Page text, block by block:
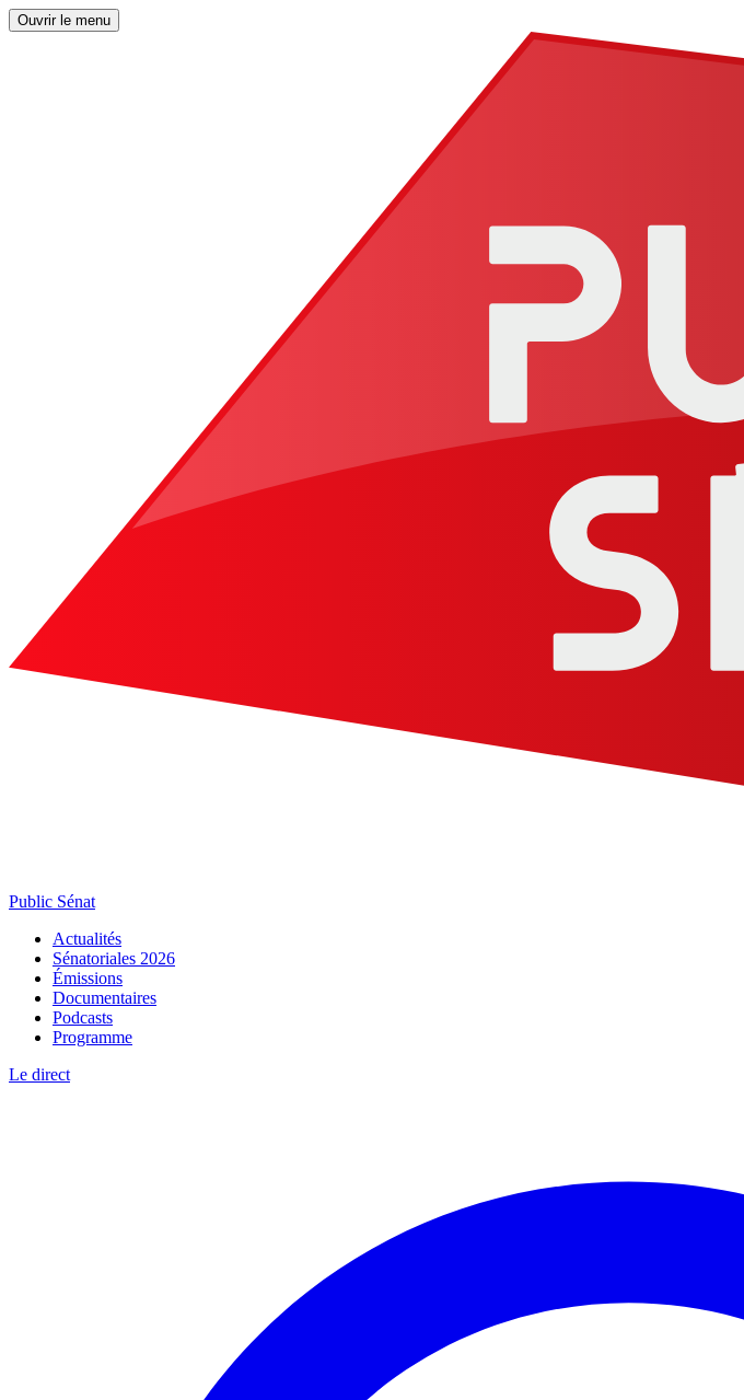
Ouvrir le menu
Public Sénat
Actualités
Sénatoriales 2026
Émissions
Documentaires
Podcasts
Programme
Le direct